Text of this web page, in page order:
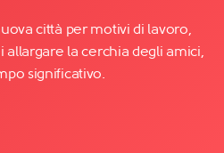
città per motivi di lavoro,
la cerchia degli amici,
significativo.